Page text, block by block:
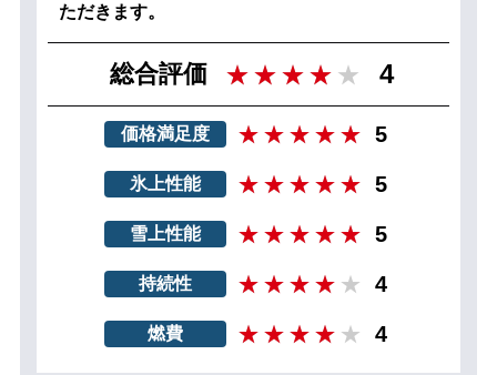
ただきます。
総合評価 4
価格満足度 5
氷上性能 5
雪上性能 5
持続性 4
燃費 4